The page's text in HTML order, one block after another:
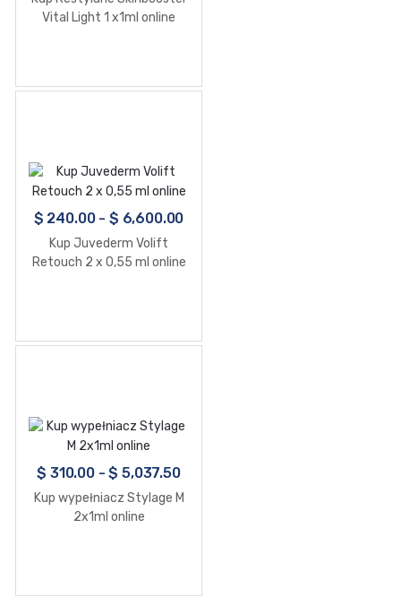
Vital Light 1 x1ml online
$ 240.00- $ 6,600.00
Kup Juvederm Volift
Retouch 2 x 0,55 ml online
$ 310.00-$ 5,037.50
Kup wypełniacz Stylage M
2x1ml online